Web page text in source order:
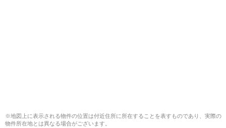
※地図上に表示される物件の位置は付近住所に所在することを表すものであり、実際の
物件所在地とは異なる場合がございます。